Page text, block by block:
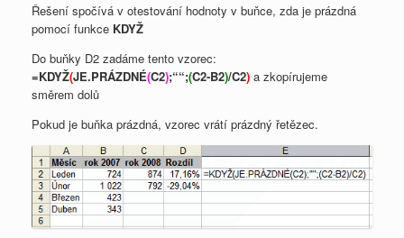
Řešení spočívá v otestování hodnoty v buňce, zda je prázdná
pomocí funkce KDYŽ
Do buňky D2 zadáme tento vzorec:
=KDYŽ(JE.PRÁZDNÉ(C2);““;(C2-B2)/C2) a zkopírujeme
směrem dolů
Pokud je buňka prázdná, vzorec vrátí prázdný řetězec.